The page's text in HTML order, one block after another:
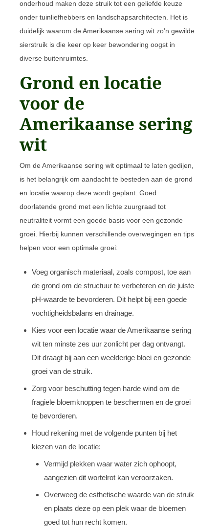
onderhoud maken deze struik tot een geliefde keuze
onder tuinliefhebbers en landschapsarchitecten. Het is
duidelijk waarom de Amerikaanse sering wit zo’n gewilde
sierstruik is die keer op keer bewondering oogst in
diverse buitenruimtes.
Grond en locatie
voor de
Amerikaanse sering
wit
Om de Amerikaanse sering wit optimaal te laten gedijen,
is het belangrijk om aandacht te besteden aan de grond
en locatie waarop deze wordt geplant. Goed
doorlatende grond met een lichte zuurgraad tot
neutraliteit vormt een goede basis voor een gezonde
groei. Hierbij kunnen verschillende overwegingen en tips
helpen voor een optimale groei:
Voeg organisch materiaal, zoals compost, toe aan
de grond om de structuur te verbeteren en de juiste
pH-waarde te bevorderen. Dit helpt bij een goede
vochtigheidsbalans en drainage.
Kies voor een locatie waar de Amerikaanse sering
wit ten minste zes uur zonlicht per dag ontvangt.
Dit draagt bij aan een weelderige bloei en gezonde
groei van de struik.
Zorg voor beschutting tegen harde wind om de
fragiele bloemknoppen te beschermen en de groei
te bevorderen.
Houd rekening met de volgende punten bij het
kiezen van de locatie:
Vermijd plekken waar water zich ophoopt,
aangezien dit wortelrot kan veroorzaken.
Overweeg de esthetische waarde van de struik
en plaats deze op een plek waar de bloemen
goed tot hun recht komen.